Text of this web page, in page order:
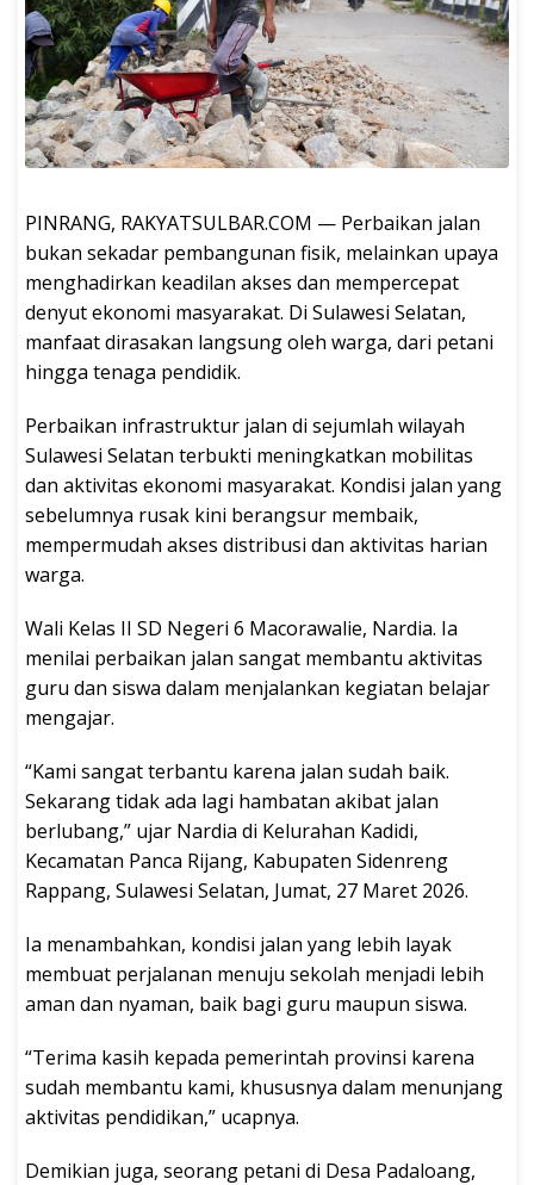
PINRANG, RAKYATSULBAR.COM — Perbaikan jalan
bukan sekadar pembangunan fisik, melainkan upaya
menghadirkan keadilan akses dan mempercepat
denyut ekonomi masyarakat. Di Sulawesi Selatan,
manfaat dirasakan langsung oleh warga, dari petani
hingga tenaga pendidik.
Perbaikan infrastruktur jalan di sejumlah wilayah
Sulawesi Selatan terbukti meningkatkan mobilitas
dan aktivitas ekonomi masyarakat. Kondisi jalan yang
sebelumnya rusak kini berangsur membaik,
mempermudah akses distribusi dan aktivitas harian
warga.
Wali Kelas II SD Negeri 6 Macorawalie, Nardia. Ia
menilai perbaikan jalan sangat membantu aktivitas
guru dan siswa dalam menjalankan kegiatan belajar
mengajar.
“Kami sangat terbantu karena jalan sudah baik.
Sekarang tidak ada lagi hambatan akibat jalan
berlubang,” ujar Nardia di Kelurahan Kadidi,
Kecamatan Panca Rijang, Kabupaten Sidenreng
Rappang, Sulawesi Selatan, Jumat, 27 Maret 2026.
Ia menambahkan, kondisi jalan yang lebih layak
membuat perjalanan menuju sekolah menjadi lebih
aman dan nyaman, baik bagi guru maupun siswa.
“Terima kasih kepada pemerintah provinsi karena
sudah membantu kami, khususnya dalam menunjang
aktivitas pendidikan,” ucapnya.
Demikian juga, seorang petani di Desa Padaloang,